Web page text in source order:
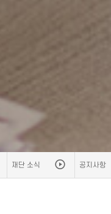
재단 소식 공지사항